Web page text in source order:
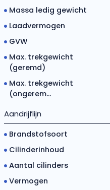
Massa ledig gewicht
Laadvermogen
GVW
Max. trekgewicht
(geremd)
Max. trekgewicht
(ongerem...
Aandrijflijn
Brandstofsoort
Cilinderinhoud
Aantal cilinders
Vermogen